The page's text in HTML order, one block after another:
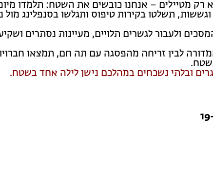
רק מטיילים – אנחנו כובשים את השטח: תלמדו
תשלטו בקירות טיפוס ותגלשו בסנפלינג מול
ולעבור לגשרים תלויים, מעיינות נסתרים
לבין זריחה מהפסגה עם תה חם, תמצאו